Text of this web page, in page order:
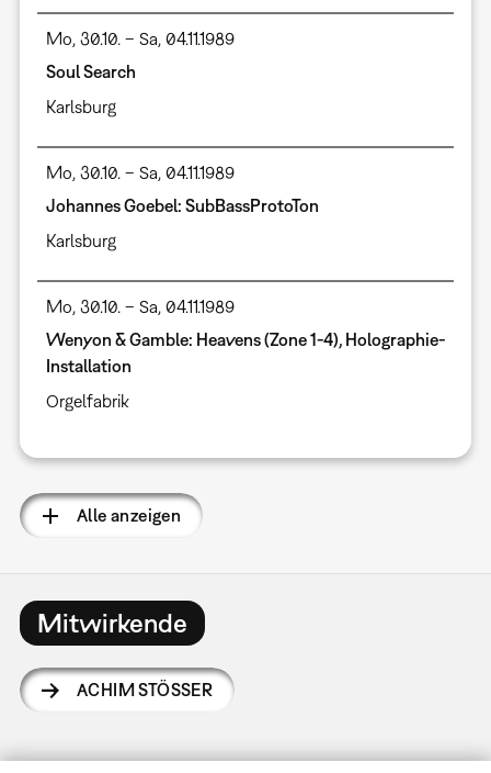
Mo, 30.10. – Sa, 04.11.1989
Soul Search
Karlsburg
Mo, 30.10. – Sa, 04.11.1989
Johannes Goebel: SubBassProtoTon
Karlsburg
Mo, 30.10. – Sa, 04.11.1989
Wenyon & Gamble: Heavens (Zone 1-4), Holographie-
Installation
Orgelfabrik
Alle anzeigen
Mitwirkende
ACHIM STÖSSER